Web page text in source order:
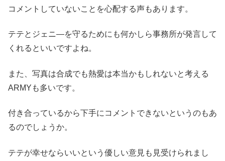
コメントしていないことを心配する声もあります。
テテとジェニ―を守るためにも何かしら事務所が発言して
くれるといいですよね。
また、写真は合成でも熱愛は本当かもしれないと考える
ARMYも多いです。
付き合っているから下手にコメントできないというのもあ
るのでしょうか。
テテが幸せならいいという優しい意見も見受けられまし